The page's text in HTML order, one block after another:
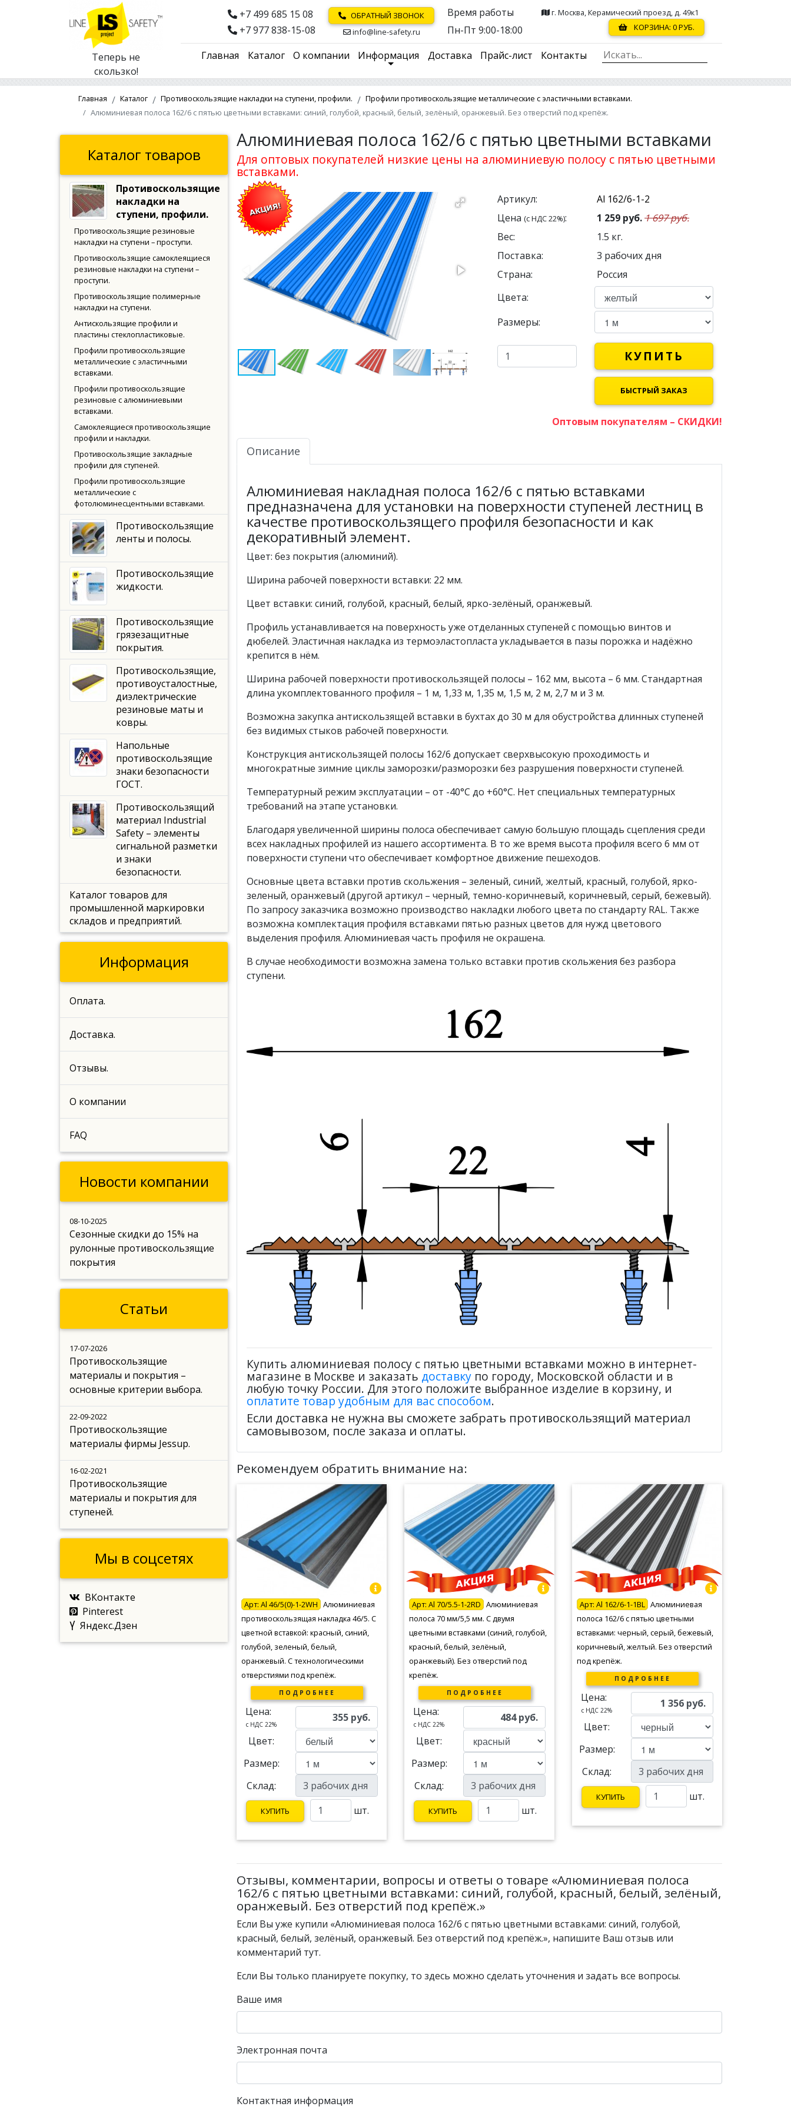
Теперь не
скользко!
+7 499 685 15 08
+7 977 838-15-08
ОБРАТНЫЙ ЗВОНОК
info@line-safety.ru
Время работы
Пн-Пт 9:00-18:00
г. Москва, Керамический проезд, д. 49к1
КОРЗИНА: 0РУБ.
Главная Каталог О компании Информация Доставка Прайс-лист Контакты
Главная Каталог Противоскользящие накладки на ступени, профили.
Профили противоскользящие металлические с эластичными вставками.
Алюминиевая полоса 162/6 с пятью цветными вставками: синий, голубой, красный, белый, зелёный, оранжевый. Без отверстий под крепёж.
Алюминиевая полоса 162/6 с пятью цветными вставками
Для оптовых покупателей низкие цены на алюминиевую полосу с пятью цветными
вставками.
Артикул:
Цена (с НДС 22%): 1 259 руб.1 697 руб.
Вес:
1.5 кг.
Поставка:
3 рабочих дня
Страна:
Россия
Цвета:
Размеры:
КУПИТЬ
БЫСТРЫЙ ЗАКАЗ
Оптовым покупателям – СКИДКИ!
Описание
Алюминиевая накладная полоса 162/6 с пятью вставками
предназначена для установки на поверхности ступеней лестниц в
качестве противоскользящего профиля безопасности и как
декоративный элемент.
Цвет: без покрытия (алюминий).
Ширина рабочей поверхности вставки: 22 мм.
Цвет вставки: синий, голубой, красный, белый, ярко-зелёный, оранжевый.
Профиль устанавливается на поверхность уже отделанных ступеней с помощью винтов и
дюбелей. Эластичная накладка из термоэластопласта укладывается в пазы порожка и надёжно
крепится в нём.
Ширина рабочей поверхности противоскользящей полосы – 162 мм, высота – 6 мм. Стандартная
длина укомплектованного профиля – 1 м, 1,33 м, 1,35 м, 1,5 м, 2 м, 2,7 м и 3 м.
Возможна закупка антискользящей вставки в бухтах до 30 м для обустройства длинных ступеней
без видимых стыков рабочей поверхности.
Конструкция антискользящей полосы 162/6 допускает сверхвысокую проходимость и
многократные зимние циклы заморозки/разморозки без разрушения поверхности ступеней.
Температурный режим эксплуатации – от -40°С до +60°С. Нет специальных температурных
требований на этапе установки.
Благодаря увеличенной ширины полоса обеспечивает самую большую площадь сцепления среди
всех накладных профилей из нашего ассортимента. В то же время высота профиля всего 6 мм от
поверхности ступени что обеспечивает комфортное движение пешеходов.
Основные цвета вставки против скольжения – зеленый, синий, желтый, красный, голубой, ярко-
зеленый, оранжевый (другой артикул – черный, темно-коричневый, коричневый, серый, бежевый).
По запросу заказчика возможно производство накладки любого цвета по стандарту RAL. Также
возможна комплектация профиля вставками пятью разных цветов для нужд цветового
выделения профиля. Алюминиевая часть профиля не окрашена.
В случае необходимости возможна замена только вставки против скольжения без разбора
ступени.
Купить алюминиевая полосу с пятью цветными вставками можно в интернет-
магазине в Москве и заказать доставку по городу, Московской области и в
любую точку России. Для этого положите выбранное изделие в корзину, и
оплатите товар удобным для вас способом.
Если доставка не нужна вы сможете забрать противоскользящий материал
самовывозом, после заказа и оплаты.
Рекомендуем обратить внимание на:
Арт: Al 46/5(0)-1-2WH Алюминиевая
противоскользящая накладка 46/5. С
цветной вставкой: красный, синий,
голубой, зеленый, белый,
оранжевый. С технологическими
отверстиями под крепёж.
ПОДРОБНЕЕ
Цена:
c НДС 22%
355 руб.
Цвет:
Размер:
Склад:
КУПИТЬ шт.
Арт: Al 70/5.5-1-2RD Алюминиевая
полоса 70 мм/5,5 мм. С двумя
цветными вставками (синий, голубой,
красный, белый, зелёный,
оранжевый). Без отверстий под
крепёж.
ПОДРОБНЕЕ
Цена:
c НДС 22%
484 руб.
Цвет:
Размер:
Склад:
КУПИТЬ шт.
Арт: Al 162/6-1-1BL Алюминиевая
полоса 162/6 с пятью цветными
вставками: черный, серый, бежевый,
коричневый, желтый. Без отверстий
под крепёж.
ПОДРОБНЕЕ
Цена:
c НДС 22%
1 356 руб.
Цвет:
Размер:
Склад:
КУПИТЬ шт.
Отзывы, комментарии, вопросы и ответы о товаре «Алюминиевая полоса
162/6 с пятью цветными вставками: синий, голубой, красный, белый, зелёный,
оранжевый. Без отверстий под крепёж.»
Если Вы уже купили «Алюминиевая полоса 162/6 с пятью цветными вставками: синий, голубой,
красный, белый, зелёный, оранжевый. Без отверстий под крепёж.», напишите Ваш отзыв или
комментарий тут.
Если Вы только планируете покупку, то здесь можно сделать уточнения и задать все вопросы.
Ваше имя
Электронная почта
Контактная информация
Каталог товаров
Противоскользящие
накладки на
ступени, профили.
Противоскользящие резиновые
накладки на ступени – проступи.
Противоскользящие самоклеящиеся
резиновые накладки на ступени –
проступи.
Противоскользящие полимерные
накладки на ступени.
Антискользящие профили и
пластины стеклопластиковые.
Профили противоскользящие
металлические с эластичными
вставками.
Профили противоскользящие
резиновые с алюминиевыми
вставками.
Самоклеящиеся противоскользящие
профили и накладки.
Противоскользящие закладные
профили для ступеней.
Профили противоскользящие
металлические с
фотолюминесцентными вставками.
Противоскользящие
ленты и полосы.
Противоскользящие
жидкости.
Противоскользящие
грязезащитные
покрытия.
Противоскользящие,
противоусталостные,
диэлектрические
резиновые маты и
ковры.
Напольные
противоскользящие
знаки безопасности
ГОСТ.
Противоскользящий
материал Industrial
Safety – элементы
сигнальной разметки
и знаки
безопасности.
Каталог товаров для
промышленной маркировки
складов и предприятий.
Информация
Оплата.
Доставка.
Отзывы.
О компании
FAQ
Новости компании
08-10-2025
Сезонные скидки до 15% на
рулонные противоскользящие
покрытия
Статьи
17-07-2026
Противоскользящие
материалы и покрытия –
основные критерии выбора.
22-09-2022
Противоскользящие
материалы фирмы Jessup.
16-02-2021
Противоскользящие
материалы и покрытия для
ступеней.
Мы в соцсетях
ВКонтакте
Pinterest
Яндекс.Дзен